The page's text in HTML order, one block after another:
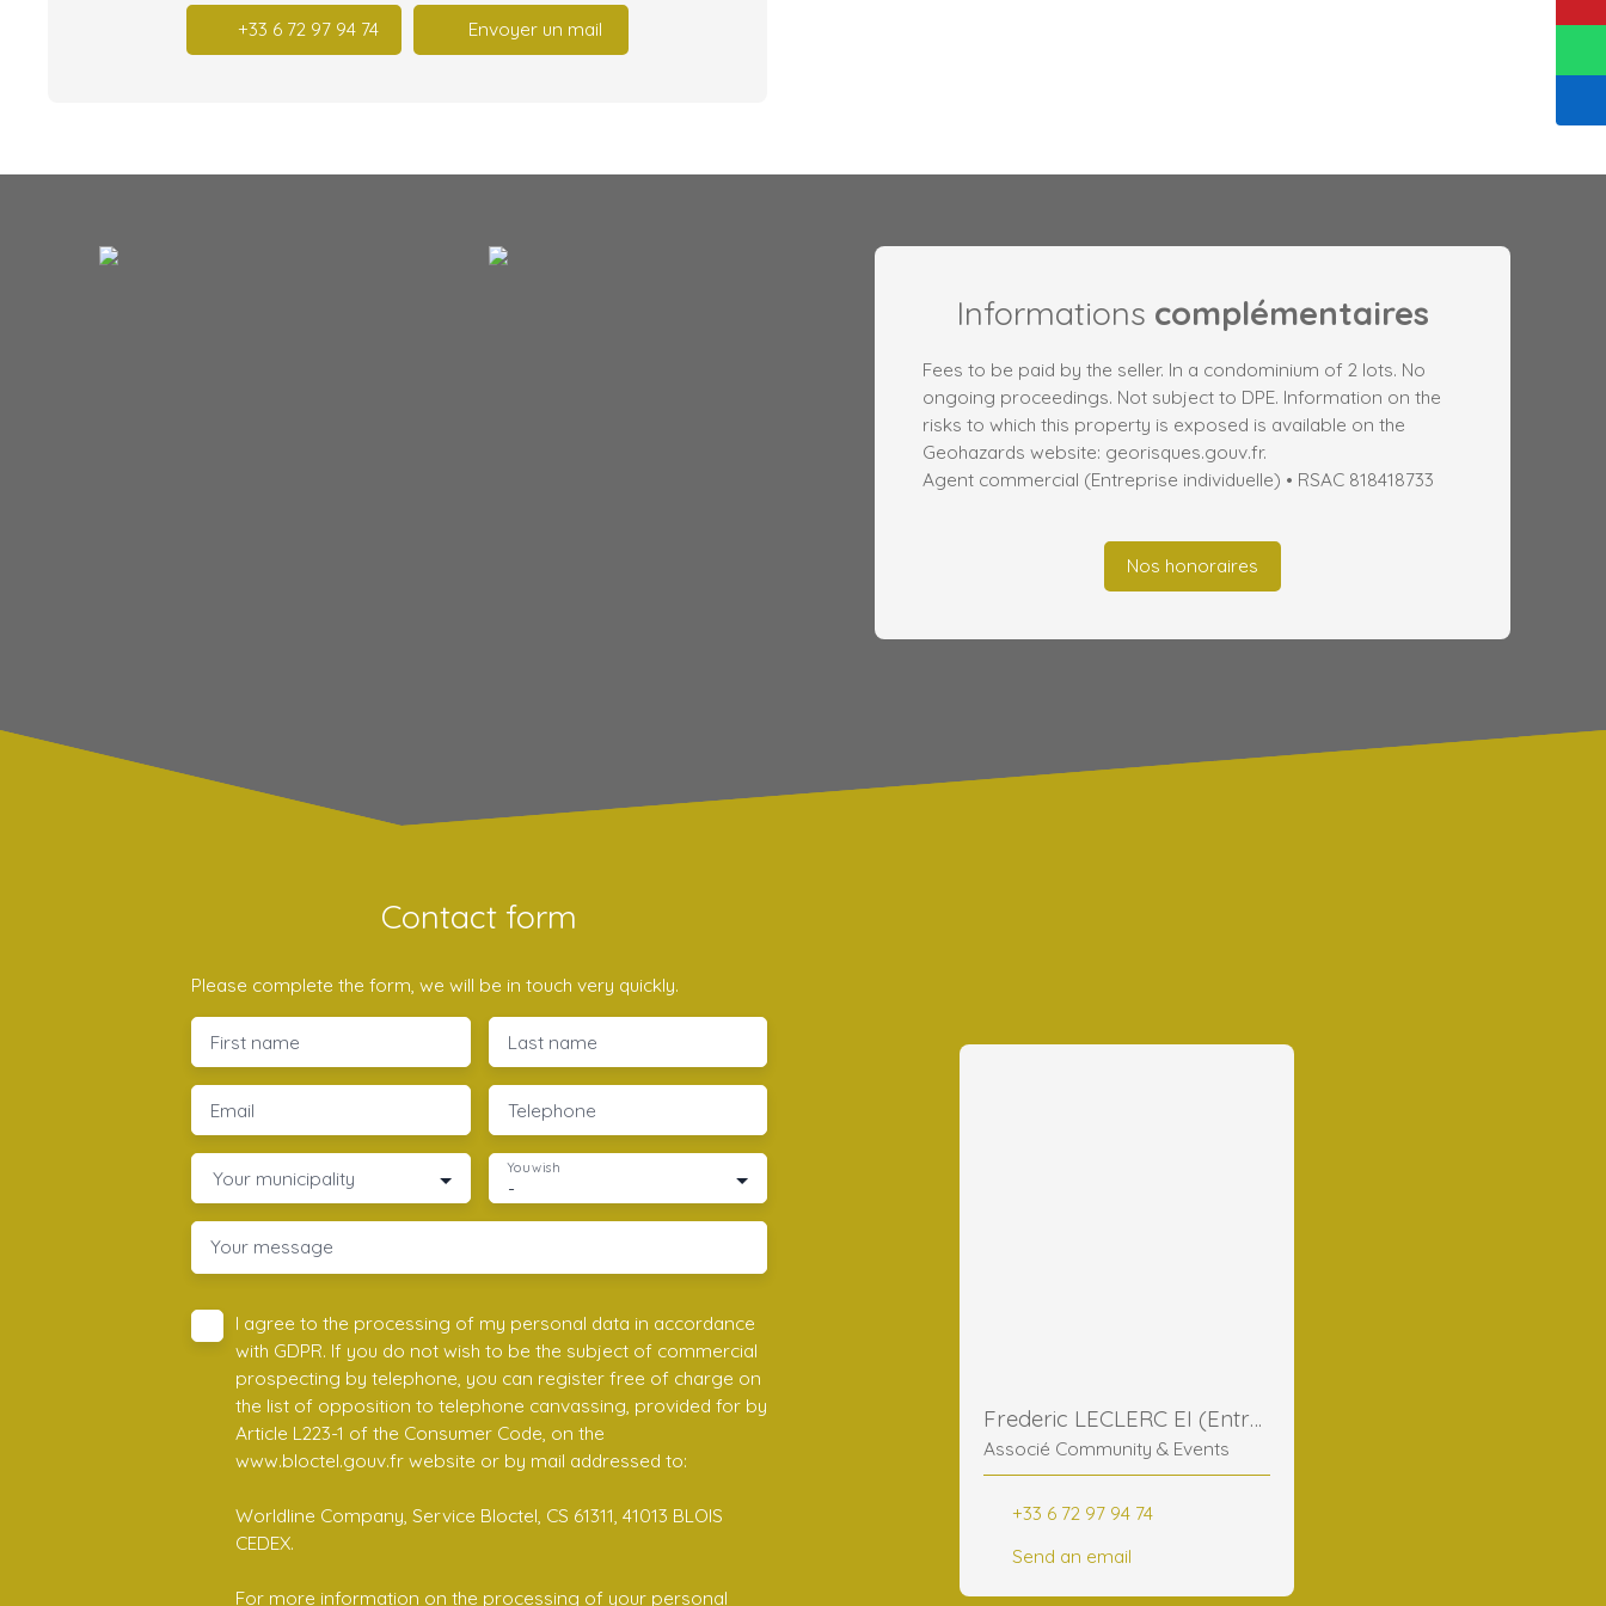
+33 6 72 97 94 74 Envoyer un mail
Informations complémentaires
Fees to be paid by the seller. In a condominium of 2 lots. No
ongoing proceedings. Not subject to DPE. Information on the
risks to which this property is exposed is available on the
Geohazards website: georisques.gouv.fr.
Agent commercial (Entreprise individuelle) • RSAC 818418733
Nos honoraires
Contact form
Please complete the form, we will be in touch very quickly.
First name Last name
Email Telephone
Your municipality -
You wish
Your message
I agree to the processing of my personal data in accordance
with GDPR. If you do not wish to be the subject of commercial
prospecting by telephone, you can register free of charge on
the list of opposition to telephone canvassing, provided for by
Article L223-1 of the Consumer Code, on the
www.bloctel.gouv.fr website or by mail addressed to:
Worldline Company, Service Bloctel, CS 61311, 41013 BLOIS
CEDEX.
For more information on the processing of your personal
Frederic LECLERC EI (Entreprise Individuelle)
Associé Community & Events
+33 6 72 97 94 74
Send an email